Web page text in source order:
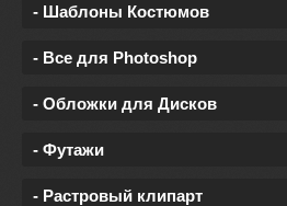
- Шаблоны Костюмов
- Все для Photoshop
- Обложки для Дисков
- Футажи
- Растровый клипарт